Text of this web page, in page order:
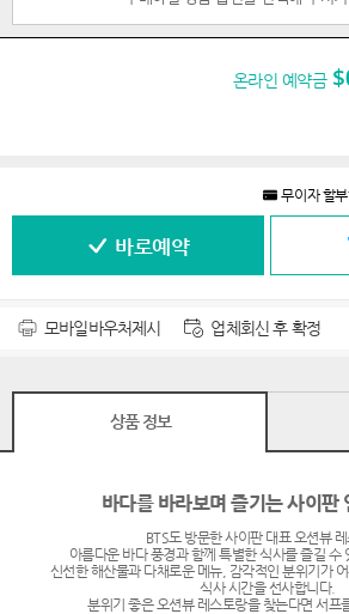
온라인 예약금 $
무이자 할
바로예약
모바일바우처제시 업체회신 후 확정
상품 정보
바다를 바라보며 즐기는 사이판
BTS도 방문한 사이판 대표 오션뷰
아름다운 바다 풍경과 함께 특별한 식사를 즐길 수
신선한 해산물과 다채로운 메뉴, 감각적인 분위기가
식사 시간을 선사합니다.
분위기 좋은 오션뷰 레스토랑을 찾는다면 서프